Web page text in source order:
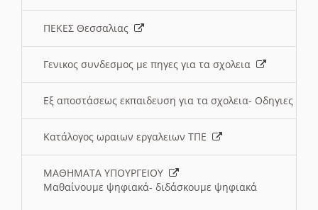
ΠΕΚΕΣ Θεσσαλιας
Γενικος συνδεσμος με πηγες για τα σχολεια
Εξ αποστάσεως εκπαιδευση για τα σχολεια- Οδηγιες
Κατάλογος ωραιων εργαλειων ΤΠΕ
ΜΑΘΗΜΑΤΑ ΥΠΟΥΡΓΕΙΟΥ
Μαθαίνουμε ψηφιακά- διδάσκουμε ψηφιακά